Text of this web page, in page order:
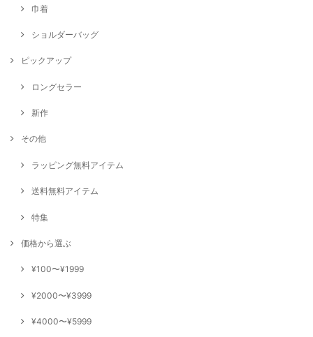
巾着
ショルダーバッグ
ピックアップ
ロングセラー
新作
その他
ラッピング無料アイテム
送料無料アイテム
特集
価格から選ぶ
¥100〜¥1999
¥2000〜¥3999
¥4000〜¥5999